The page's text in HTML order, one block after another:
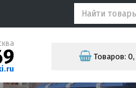
Товаров:0,